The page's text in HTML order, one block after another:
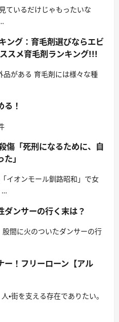
ているだけじゃもったいな
ング：育毛剤選びならエビ
スメ育毛剤ランキング!!!
がある 育毛剤には様々な種
る！
傷「死刑になるために、自
」
イオンモール釧路昭和」で女
…
ダンサーの行く末は？
間に火のついたダンサーの行
ー！フリーローン【アル
街を支える存在でありたい。